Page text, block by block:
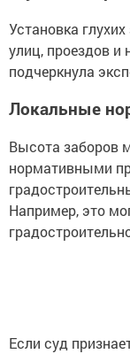
Установка
улиц, проездов и
подчеркнула
Локальные
Высота заборов
нормативными
Например, это
Если суд